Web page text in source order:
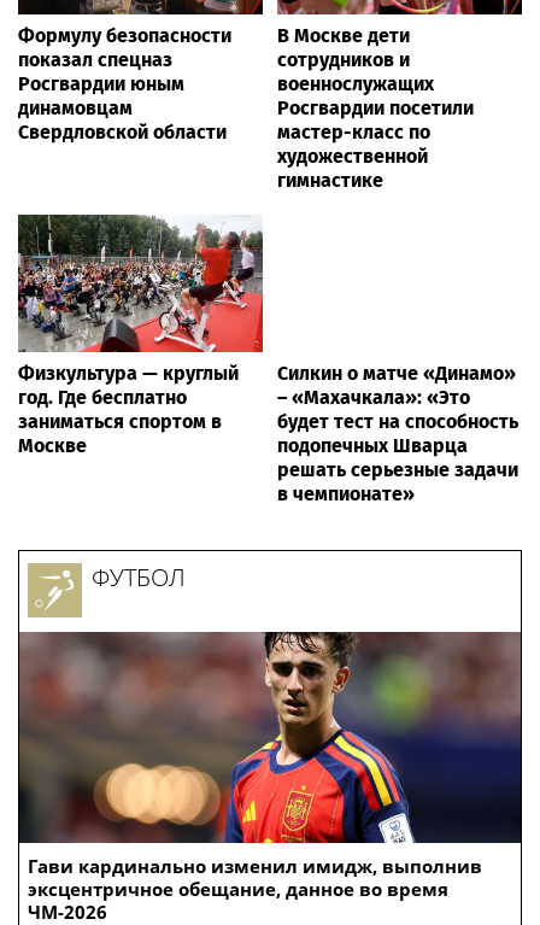
Формулу безопасности
показал спецназ
Росгвардии юным
динамовцам
Свердловской области
В Москве дети
сотрудников и
военнослужащих
Росгвардии посетили
мастер-класс по
художественной
гимнастике
Физкультура — круглый
год. Где бесплатно
заниматься спортом в
Москве
Силкин о матче «Динамо»
– «Махачкала»: «Это
будет тест на способность
подопечных Шварца
решать серьезные задачи
в чемпионате»
Гави кардинально изменил имидж, выполнив
эксцентричное обещание, данное во время
ЧМ-2026
ФУТБОЛ